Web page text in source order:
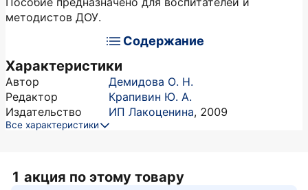
методистов ДОУ.
Содержание
Характеристики
Автор
Демидова О. Н.
Редактор
Крапивин Ю. А.
Издательство
ИП Лакоценина, 2009
Все характеристики
1 акция по этому товару